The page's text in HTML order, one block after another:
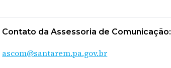
Contato da Assessoria de Comunicação:
ascom@santarem.pa.gov.br